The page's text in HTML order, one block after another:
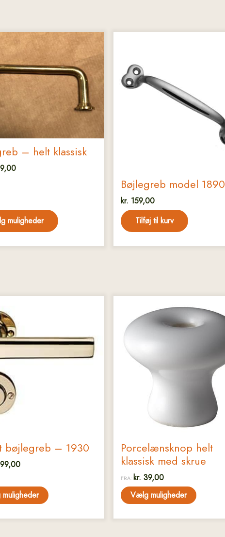
– helt klassisk
muligheder
Bøjlegreb model 1890
kr. 159,00
Tilføj til kurv
bøjlegreb – 1930
Porcelænsknop helt
klassisk med skrue
FRA: kr. 39,00
Vælg muligheder
har
varianter.
Mulighederne
varesiden